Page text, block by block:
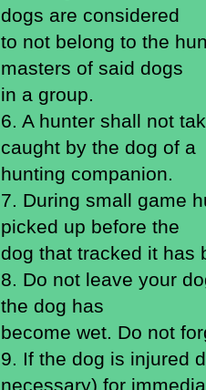
dogs are considered
to not belong to the
masters of said dogs
in a group.
6. A hunter shall not
caught by the dog of a
hunting companion.
7. During small game
picked up before the
dog that tracked it has
8. Do not leave your
the dog has
become wet. Do not
9. If the dog is injured
necessary) for